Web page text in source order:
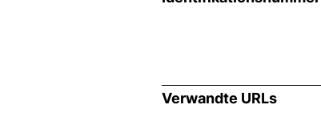
Verwandte URLs